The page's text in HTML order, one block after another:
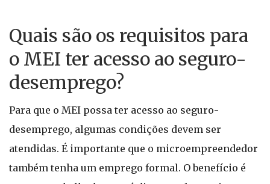
Quais são os requisitos para
o MEI ter acesso ao seguro-
desemprego?
Para que o MEI possa ter acesso ao seguro-
desemprego, algumas condições devem ser
atendidas. É importante que o microempreendedor
também tenha um emprego formal. O benefício é